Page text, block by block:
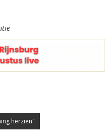
herzien"